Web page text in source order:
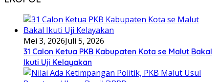
Mei 3, 2026Juli 5, 2026
31 Calon Ketua PKB Kabupaten Kota se Malut Bakal
Ikuti Uji Kelayakan